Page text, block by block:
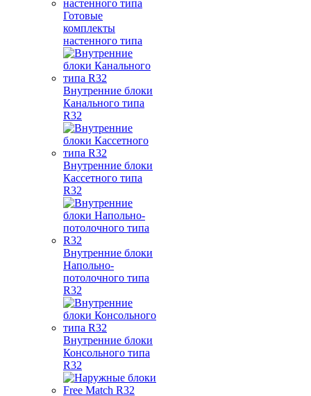
Готовые
комплекты
настенного типа
Внутренние блоки
Канального типа
R32
Внутренние блоки
Кассетного типа
R32
Внутренние блоки
Напольно-
потолочного типа
R32
Внутренние блоки
Консольного типа
R32